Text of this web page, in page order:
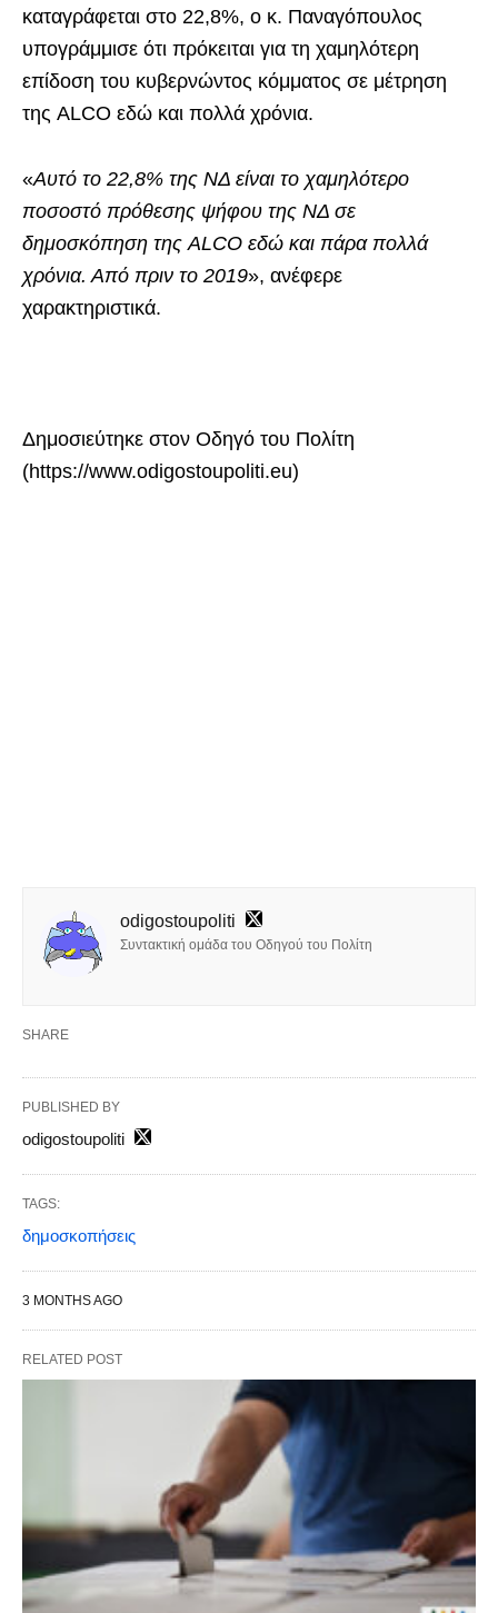
καταγράφεται στο 22,8%, ο κ. Παναγόπουλος
υπογράμμισε ότι πρόκειται για τη χαμηλότερη
επίδοση του κυβερνώντος κόμματος σε μέτρηση
της ALCO εδώ και πολλά χρόνια.
«Αυτό το 22,8% της ΝΔ είναι το χαμηλότερο
ποσοστό πρόθεσης ψήφου της ΝΔ σε
δημοσκόπηση της ALCO εδώ και πάρα πολλά
χρόνια. Από πριν το 2019», ανέφερε
χαρακτηριστικά.
Δημοσιεύτηκε στον Οδηγό του Πολίτη
(https://www.odigostoupoliti.eu)
odigostoupoliti
Συντακτική ομάδα του Οδηγού του Πολίτη
SHARE
PUBLISHED BY
odigostoupoliti
TAGS:
δημοσκοπήσεις
3 MONTHS AGO
RELATED POST